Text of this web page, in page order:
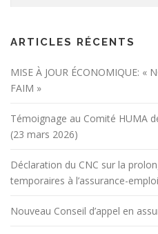
ARTICLES RÉCENTS
MISE À JOUR ÉCONOMIQUE: «
FAIM »
Témoignage au Comité HUMA
(23 mars 2026)
Déclaration du CNC sur la
temporaires à l’assurance-emploi
Nouveau Conseil d’appel en